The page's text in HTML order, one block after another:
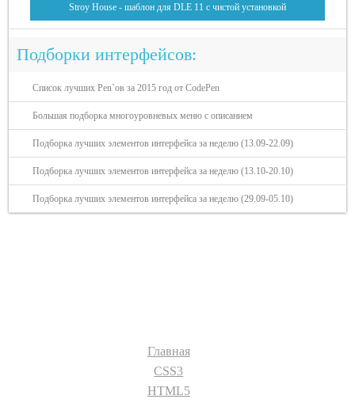
Stroy House - шаблон для DLE 11 с чистой установкой
Подборки интерфейсов:
Список лучших Pen`ов за 2015 год от CodePen
Большая подборка многоуровневых меню с описанием
Подборка лучших элементов интерфейса за неделю (13.09-22.09)
Подборка лучших элементов интерфейса за неделю (13.10-20.10)
Подборка лучших элементов интерфейса за неделю (29.09-05.10)
Главная
CSS3
HTML5